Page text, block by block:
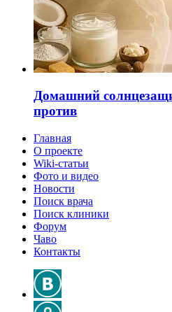
Домашний
против
Главная
О проекте
Wiki-статьи
Фото и видео
Новости
Поиск врача
Поиск клиники
Форум
Чаво
Контакты